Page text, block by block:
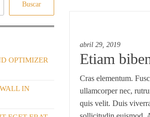
abril 29, 2019
Etiam
Cras elementum.
ullamcorper nec,
quis velit. Duis
Buscar
OPTIMIZER
IN